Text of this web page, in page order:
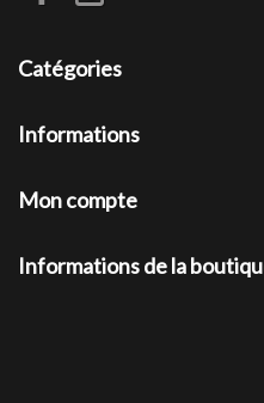
Catégories
Informations
Mon compte
Informations de la